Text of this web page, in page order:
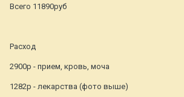
Всего 11890руб
Расход
2900р - прием, кровь, моча
1282р - лекарства (фото выше)